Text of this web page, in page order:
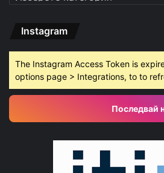
Instagram
The Instagram Access Token is
options page > Integrations, to to
Последвай